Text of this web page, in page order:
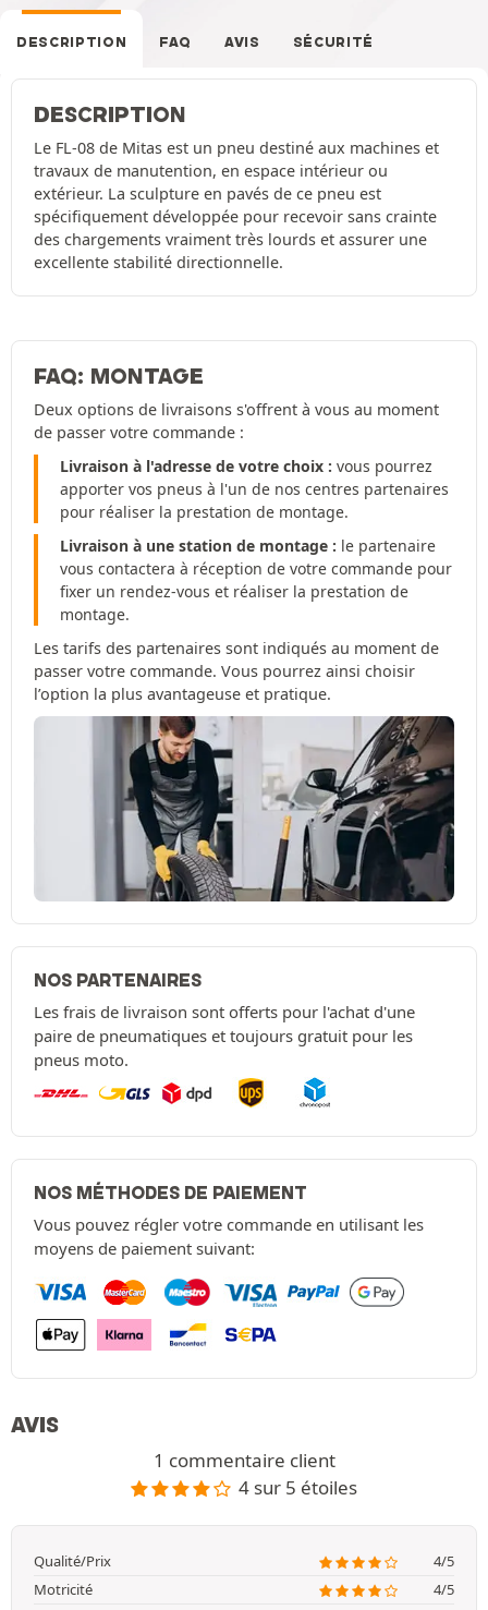
DESCRIPTION FAQ AVIS SÉCURITÉ
DESCRIPTION
Le FL-08 de Mitas est un pneu destiné aux machines et
travaux de manutention, en espace intérieur ou
extérieur. La sculpture en pavés de ce pneu est
spécifiquement développée pour recevoir sans crainte
des chargements vraiment très lourds et assurer une
excellente stabilité directionnelle.
FAQ: MONTAGE
Deux options de livraisons s'offrent à vous au moment
de passer votre commande :
Livraison à l'adresse de votre choix : vous pourrez
apporter vos pneus à l'un de nos centres partenaires
pour réaliser la prestation de montage.
Livraison à une station de montage : le partenaire
vous contactera à réception de votre commande pour
fixer un rendez-vous et réaliser la prestation de
montage.
Les tarifs des partenaires sont indiqués au moment de
passer votre commande. Vous pourrez ainsi choisir
l’option la plus avantageuse et pratique.
NOS PARTENAIRES
Les frais de livraison sont offerts pour l'achat d'une
paire de pneumatiques et toujours gratuit pour les
pneus moto.
NOS MÉTHODES DE PAIEMENT
Vous pouvez régler votre commande en utilisant les
moyens de paiement suivant:
AVIS
1 commentaire client
4 sur 5 étoiles
Qualité/Prix
4/5
Motricité
4/5